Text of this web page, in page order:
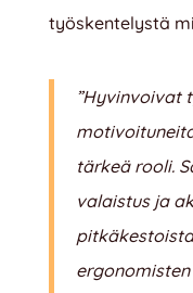
työskentelystä
”Hyvinvoivat
tärkeä rooli.
valaistus ja